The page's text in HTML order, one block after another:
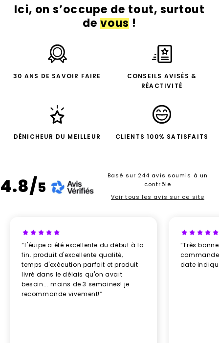
Ici, on s’occupe de tout, surtout
devous!
30 ANS DE SAVOIR FAIRE
CONSEILS AVISÉS &
RÉACTIVITÉ
DÉNICHEUR DU MEILLEUR CLIENTS 100% SATISFAITS
4.8/5
Basé sur 244 avis soumis à un
contrôle
Voir tous les avis sur ce site
“L'éuipe a été excellente du début à la
fin. produit d'excellente qualité,
temps d'exécution parfait et produit
livré dans le délais qu'on avait
besoin... moins de 3 semaines! je
recommande vivement!”
“Très
date